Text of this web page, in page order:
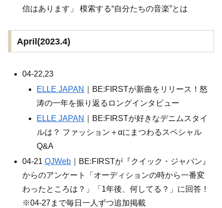
信はあります」 模索する“自分たちの音楽”とは
April(2023.4)
04-22,23
ELLE JAPAN
｜BE:FIRSTが新曲をリリース！怒
涛の一年を振り返るロングインタビュー
ELLE JAPAN
｜BE:FIRSTが好きなデニムスタイ
ルは？ ファッション＋αにまつわるスペシャル
Q&A
04-21QJWeb ｜BE:FIRSTが『クイック・ジャパン』
からのアンケート「オーディションの時から一番変
わったところは？」「1年後、何してる？」に回答！
※04-27まで毎日一人ずつ追加掲載